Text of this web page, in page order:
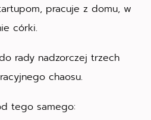
pracuje z domu, w
córki.
rady nadzorczej trzech
chaosu.
tego samego: